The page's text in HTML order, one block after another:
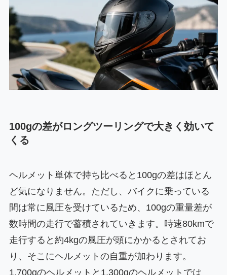
100gの差がロングツーリングで大きく効いて
くる
ヘルメット単体で持ち比べると100gの差はほとん
ど気になりません。ただし、バイクに乗っている
間は常に風圧を受けているため、100gの重量差が
数時間の走行で蓄積されていきます。時速80kmで
走行すると約4kgの風圧が頭にかかるとされてお
り、そこにヘルメットの自重が加わります。
1,700gのヘルメットと1,300gのヘルメットでは